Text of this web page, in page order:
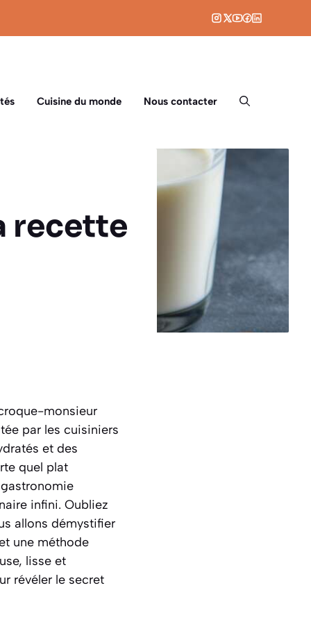
Cuisine du monde Nous contacter
recette
monsieur
par les cuisiniers
et des
quel plat
infini. Oubliez
allons démystifier
une méthode
lisse et
révéler le secret